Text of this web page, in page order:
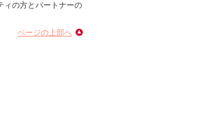
ィの方とパートナーの
ページの上部へ